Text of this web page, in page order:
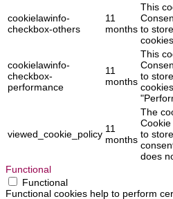
cookielawinfo-
checkbox-others
11
months
This
to
cookielawinfo-
checkbox-
performance
11
months
This
to
viewed_cookie_policy 11
months
The
to
does
Functional
Functional
Functional cookies help to perform